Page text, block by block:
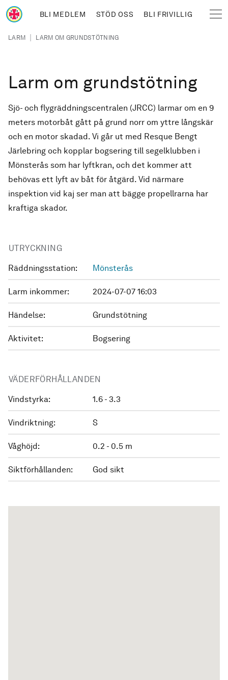
Hoppa till huvudinnehåll
BLI MEDLEM STÖD OSS BLI FRIVILLIG
Länkstig
LARM | LARM OM GRUNDSTÖTNING
Larm om grundstötning
Sjö- och flygräddningscentralen (JRCC) larmar om en 9
meters motorbåt gått på grund norr om yttre långskär
och en motor skadad. Vi går ut med Resque Bengt
Järlebring och kopplar bogsering till segelklubben i
Mönsterås som har lyftkran, och det kommer att
behövas ett lyft av båt för åtgärd. Vid närmare
inspektion vid kaj ser man att bägge propellrarna har
kraftiga skador.
UTRYCKNING
Räddningsstation: Mönsterås
Larm inkommer: 2024-07-07 16:03
Händelse: Grundstötning
Aktivitet: Bogsering
VÄDERFÖRHÅLLANDEN
Vindstyrka: 1.6 - 3.3
Vindriktning: S
Våghöjd: 0.2 - 0.5 m
Siktförhållanden: God sikt